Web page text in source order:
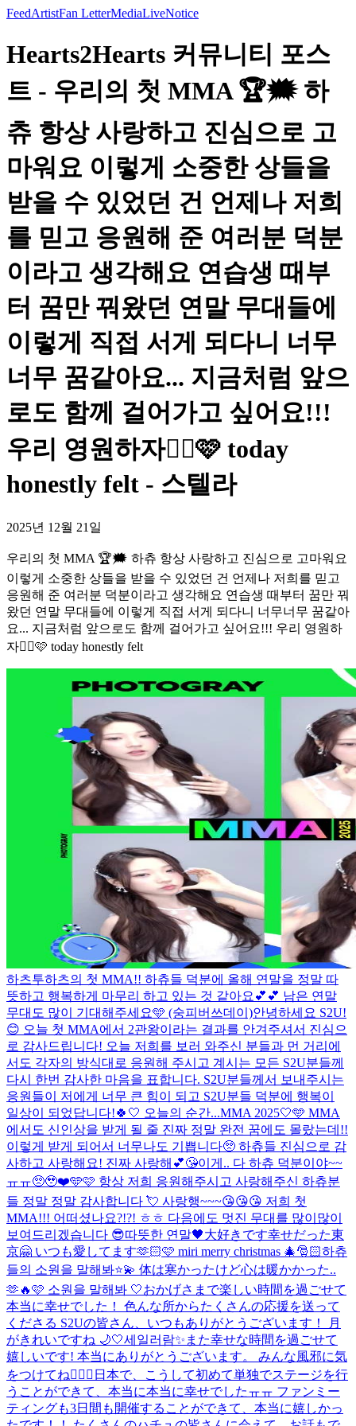
FeedArtistFan LetterMediaLiveNotice
Hearts2Hearts 커뮤니티 포스
트 - 우리의 첫 MMA 🏆🗯 하
츄 항상 사랑하고 진심으로 고
마워요 이렇게 소중한 상들을
받을 수 있었던 건 언제나 저희
를 믿고 응원해 준 여러분 덕분
이라고 생각해요 연습생 때부
터 꿈만 꿔왔던 연말 무대들에
이렇게 직접 서게 되다니 너무
너무 꿈같아요... 지금처럼 앞으
로도 함께 걸어가고 싶어요!!!
우리 영원하자😵‍💫🩷 today
honestly felt - 스텔라
2025년 12월 21일
우리의 첫 MMA 🏆🗯 하츄 항상 사랑하고 진심으로 고마워요
이렇게 소중한 상들을 받을 수 있었던 건 언제나 저희를 믿고
응원해 준 여러분 덕분이라고 생각해요 연습생 때부터 꿈만 꿔
왔던 연말 무대들에 이렇게 직접 서게 되다니 너무너무 꿈같아
요... 지금처럼 앞으로도 함께 걸어가고 싶어요!!! 우리 영원하
자😵‍💫🩷 today honestly felt
하츠투하츠의 첫 MMA!! 하츄들 덕분에 올해 연말을 정말 따
뜻하고 행복하게 마무리 하고 있는 것 같아요💕💕 남은 연말
무대도 많이 기대해주세요🩵 (숭피버쓰데이)안녕하세요 S2U!
😊 오늘 첫 MMA에서 2관왕이라는 결과를 안겨주셔서 진심으
로 감사드립니다! 오늘 저희를 보러 와주신 분들과 먼 거리에
서도 각자의 방식대로 응원해 주시고 계시는 모든 S2U분들께
다시 한번 감사한 마음을 표합니다. S2U분들께서 보내주시는
응원들이 저에게 너무 큰 힘이 되고 S2U분들 덕분에 행복이
일상이 되었답니다!🍀🤍 오늘의 순간...MMA 2025🤍🩵 MMA
에서도 신인상을 받게 될 줄 진짜 정말 완전 꿈에도 몰랐는데!!
이렇게 받게 되어서 너무나도 기쁩니다🥺 하츄들 진심으로 감
사하고 사랑해요! 진짜 사랑해💕😘이게.. 다 하츄 덕분이야~~
ㅠㅠ🥺🥹❤️🩵🩷 항상 저희 응원해주시고 사랑해주신 하츄분
들 정말 정말 감사합니다 💘 사랑행~~~😘😘😘 저희 첫
MMA!!! 어떠셨나요?!?! ㅎㅎ 다음에도 멋진 무대를 많이많이
보여드리겠습니다 😎따뜻한 연말🖤大好きです幸せだった東
京🤗 いつも愛してます🫶🏻🩷 miri merry christmas 🎄🎅🏻하츄
들의 소원을 말해봐⭐️💫 体は寒かったけど心は暖かかった..
🫶🔥🩷 소원을 말해봐 🤍おかげさまで楽しい時間を過ごせて
本当に幸せでした！ 色んな所からたくさんの応援を送って
くださる S2Uの皆さん、いつもありがとうございます！ 月
がきれいですね 🌙🤍세일러람✨️ また幸せな時間を過ごせて
嬉しいです! 本当にありがとうございます。 みんな風邪に気
をつけてね😵‍💫💕 日本で、こうして初めて単独でステージを行
うことができて、本当に本当に幸せでしたㅠㅠ ファンミー
ティングも3日間も開催することができて、本当に嬉しかっ